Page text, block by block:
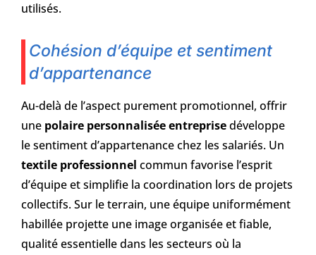
utilisés.
Cohésion d’équipe et sentiment
d’appartenance
Au-delà de l’aspect purement promotionnel, offrir
une polaire personnalisée entreprisedéveloppe
le sentiment d’appartenance chez les salariés. Un
textile professionnel commun favorise l’esprit
d’équipe et simplifie la coordination lors de projets
collectifs. Sur le terrain, une équipe uniformément
habillée projette une image organisée et fiable,
qualité essentielle dans les secteurs où la